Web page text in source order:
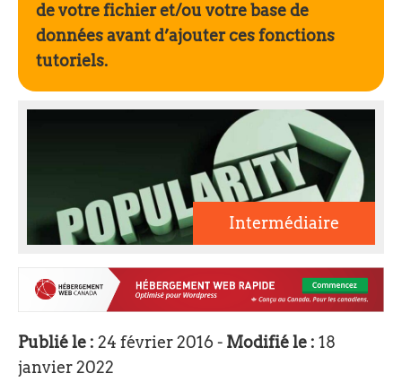
de votre fichier et/ou votre base de
données avant d’ajouter ces fonctions
tutoriels.
Intermédiaire
Publié le : 24 février 2016 - Modifié le : 18
janvier 2022